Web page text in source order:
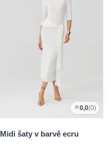
0,0(0)
Midi šaty v barvě ecru